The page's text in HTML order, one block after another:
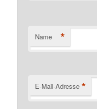
Name *
E-Mail-Adresse *